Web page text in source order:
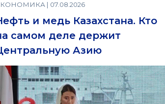
| 07.08.2026
и медь Казахстана. Кто
самом деле держит
Азию